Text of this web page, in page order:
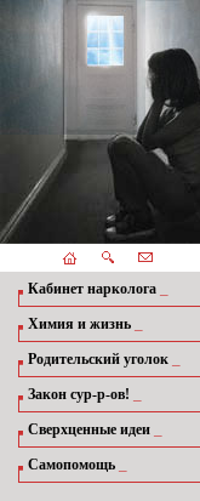
Кабинет нарколога
Химия и жизнь
Родительский уголок
Закон сур-р-ов!
Сверхценные идеи
Самопомощь